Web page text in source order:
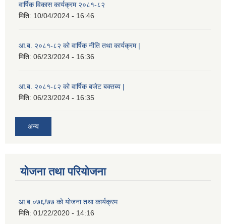
वार्षिक विकास कार्यक्रम २०८१-८२
मिति: 10/04/2024 - 16:46
आ.ब. २०८१-८२ को वार्षिक नीति तथा कार्यक्रम |
मिति: 06/23/2024 - 16:36
आ.ब. २०८१-८२ को वार्षिक बजेट बक्तब्य |
मिति: 06/23/2024 - 16:35
अन्य
योजना तथा परियोजना
आ.ब.०७६/७७ को योजना तथा कार्यक्रम
मिति: 01/22/2020 - 14:16